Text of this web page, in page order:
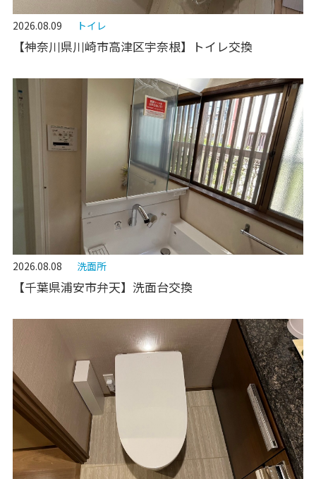
2026.08.09 トイレ
【神奈川県川崎市高津区宇奈根】トイレ交換
2026.08.08 洗面所
【千葉県浦安市弁天】洗面台交換